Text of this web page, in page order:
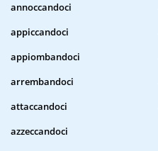
annoccandoci
appiccandoci
appiombandoci
arrembandoci
attaccandoci
azzeccandoci